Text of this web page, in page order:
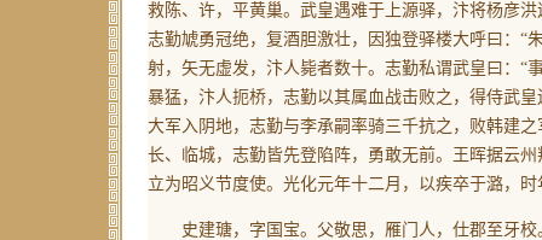
救陈、许，平黄巢。武皇遇难于上源驿，汴将杨彦
志勤虓勇冠绝，复酒胆激壮，因独登驿楼大呼曰：“
射，矢无虚发，汴人毙者数十。志勤私谓武皇曰：“
暴猛，汴人扼桥，志勤以其属血战击败之，得侍武
大军入阴地，志勤与李承嗣率骑三千抗之，败韩建
长、临城，志勤皆先登陷阵，勇敢无前。王晖据云
立为昭义节度使。光化元年十二月，以疾卒于潞，时
史建瑭，字国宝。父敬思，雁门人，仕郡至牙校